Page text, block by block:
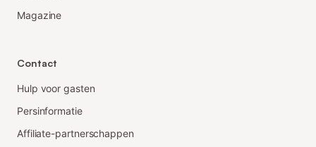
Magazine
Contact
Hulp voor gasten
Persinformatie
Affiliate-partnerschappen